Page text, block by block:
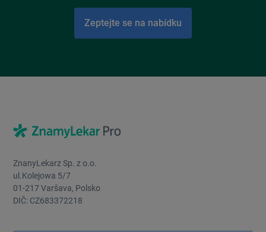
Zeptejte se na nabídku
ZnanyLekarz Sp. z o.o.
ul.Kolejowa 5/7
01-217 Varšava, Polsko
DIČ: CZ683372218